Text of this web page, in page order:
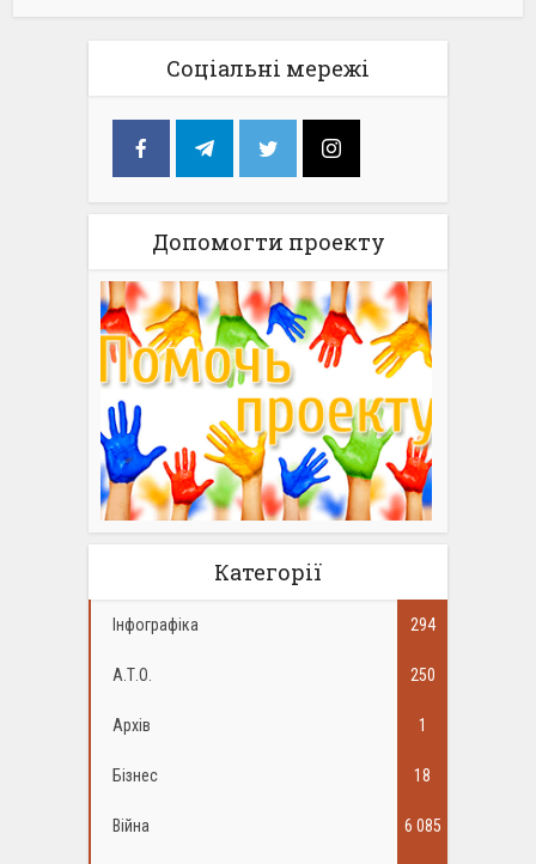
Соціальні мережі
Допомогти проекту
Категорії
Інфографіка 294
А.Т.О. 250
Архів 1
Бізнес 18
Війна 6 085